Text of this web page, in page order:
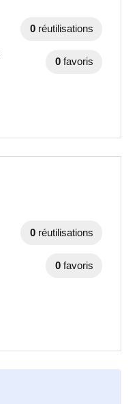
0 réutilisations
0 favoris
0 réutilisations
0 favoris